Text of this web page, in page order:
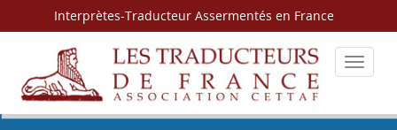
Interprètes-Traducteur Assermentés en France
Toggle